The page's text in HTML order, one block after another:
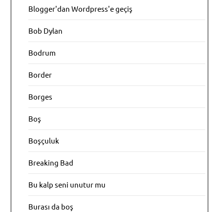
Blogger'dan Wordpress'e geçiş
Bob Dylan
Bodrum
Border
Borges
Boş
Boşçuluk
Breaking Bad
Bu kalp seni unutur mu
Burası da boş